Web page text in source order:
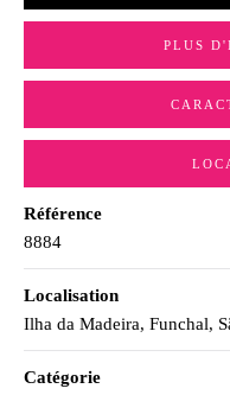
PLUS
Référence
8884
Localisation
Ilha da Madeira, Funchal,
Catégorie